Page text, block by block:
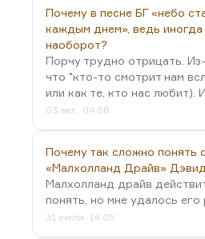
Для меня самой
работой всегда было…
Почему в песне БГ «небо
каждым днем», ведь
наоборот?
Порчу трудно отрицать.
что "кто-то смотрит нам
или как те, кто нас любит).
03 авг., 04:58
Почему так сложно понять
«Малхолланд Драйв»
Малхолланд драйв
понять, но мне удалось его
31 июля, 14:05